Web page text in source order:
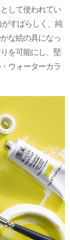
して使われてい
すばらしく、純
な絵の具になっ
を可能にし、堅
ウォーターカラ